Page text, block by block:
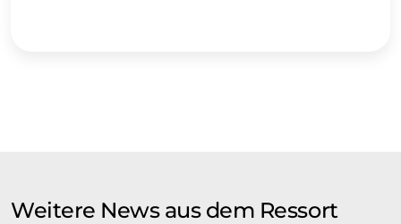
Weitere News aus dem Ressort